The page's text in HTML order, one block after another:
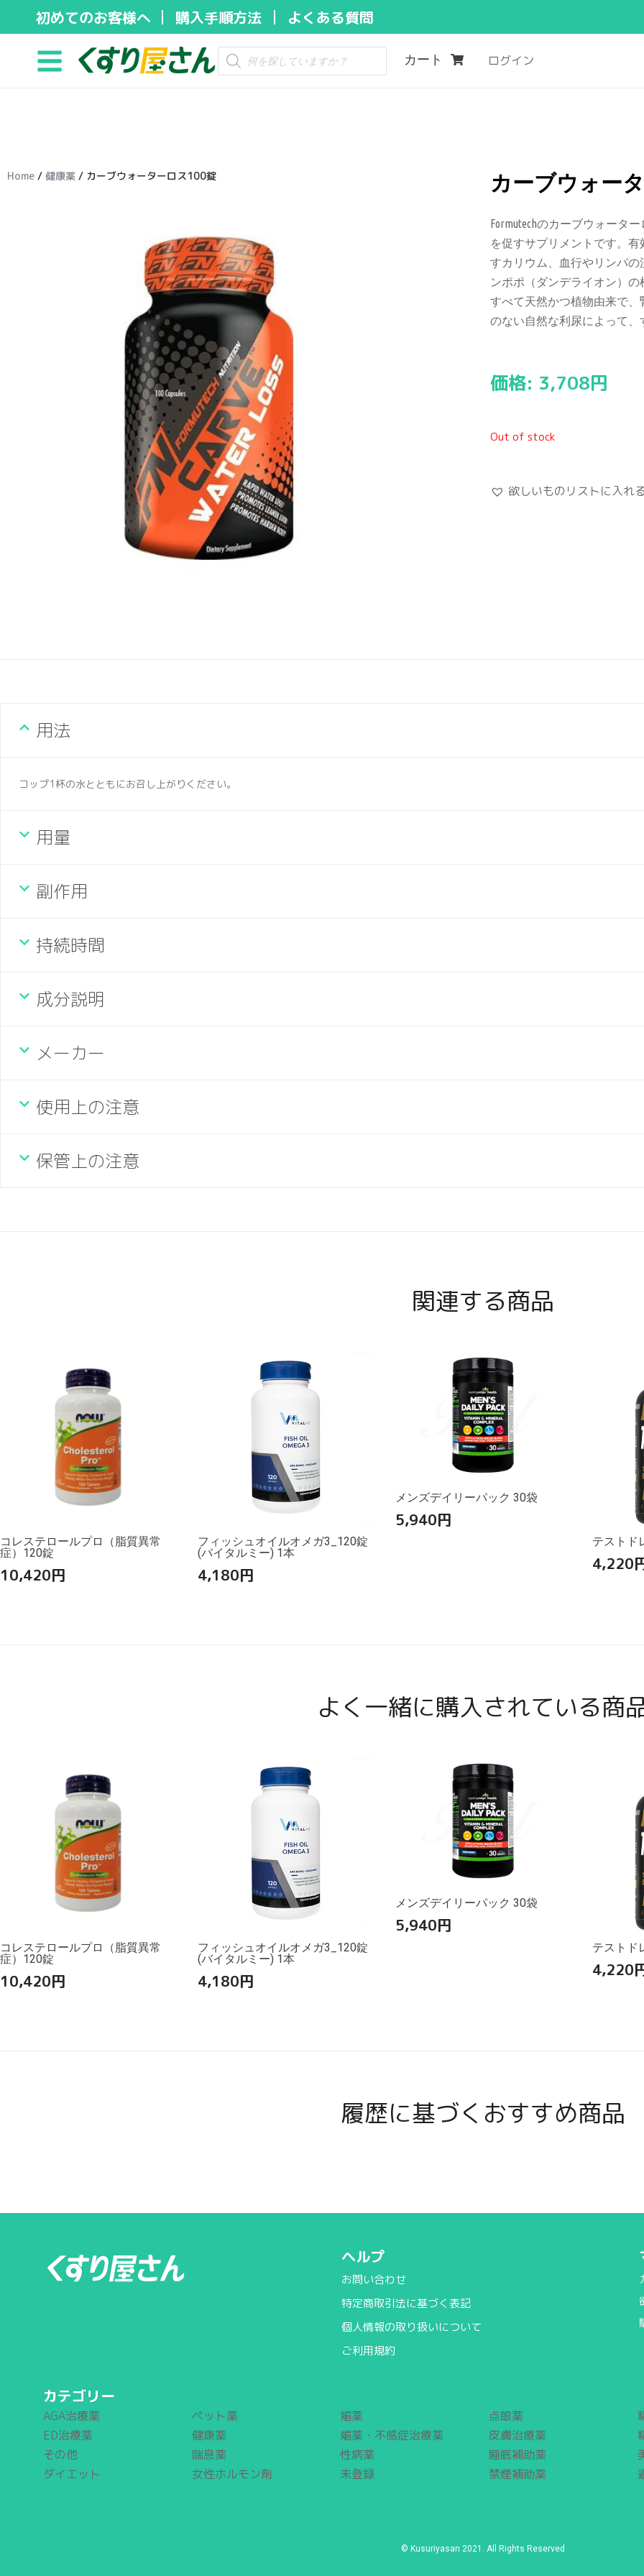
キ
初めてのお客様へ 購入手順方法 よくある質問
カート ログイン
Home / 健康薬 / カーブウォーターロス100錠 カーブウォー
Formutechのカーブウォータ
を促すサプリメントです。
すカリウム、血行やリンパ
ンポポ（ダンデライオン）
すべて天然かつ植物由来で
のない自然な利尿によって
価格: 3,708円
Out of stock
欲しいものリストに入れ
用法
コップ1杯の水とともにお召し上がりください。
用量
副作用
持続時間
成分説明
メーカー
使用上の注意
保管上の注意
関連する商品
コレステロールプロ（脂質異常
症）120錠
10,420円
フィッシュオイルオメガ3_120錠
(バイタルミー) 1本
4,180円
メンズデイリーパック 30袋
5,940円
テストド
4,220
よく一緒に購入されている商
コレステロールプロ（脂質異常
症）120錠
10,420円
フィッシュオイルオメガ3_120錠
(バイタルミー) 1本
4,180円
メンズデイリーパック 30袋
5,940円
テストド
4,220
履歴に基づくおすすめ商品
ヘルプ
お問い合わせ
特定商取引法に基づく表記
個人情報の取り扱いについて
ご利用規約
カテゴリー
AGA治療薬
ED治療薬
その他
ダイエット
ペット薬
健康薬
喘息薬
女性ホルモン剤
媚薬
媚薬・不感症治療薬
性病薬
未登録
点眼薬
皮膚治療薬
睡眠補助薬
禁煙補助薬
© Kusuriyasan 2021. All Rights Reserved